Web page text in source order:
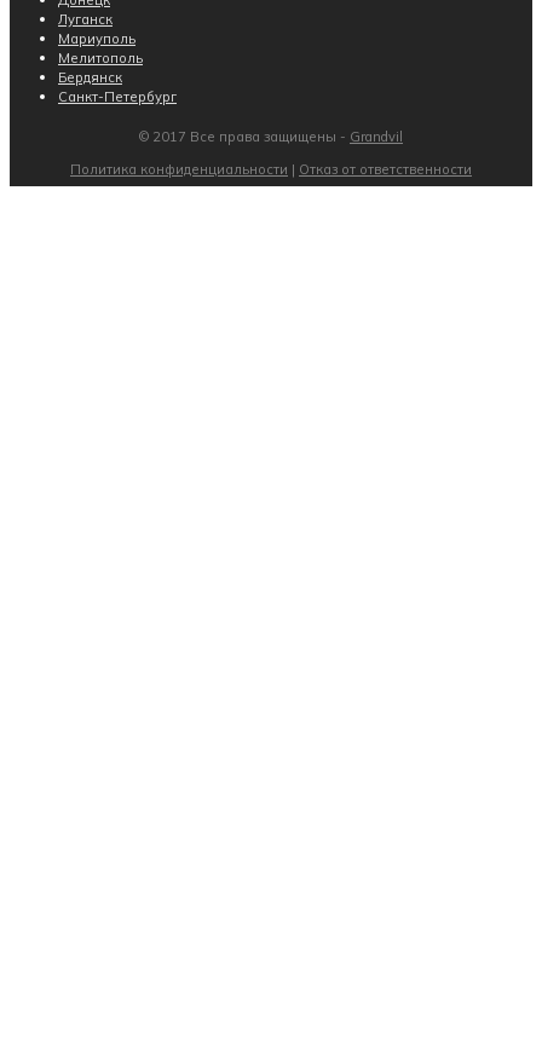
Луганск
Мариуполь
Мелитополь
Бердянск
Санкт-Петербург
© 2017 Все права защищены - Grandvil
Политика конфиденциальности | Отказ от ответственности